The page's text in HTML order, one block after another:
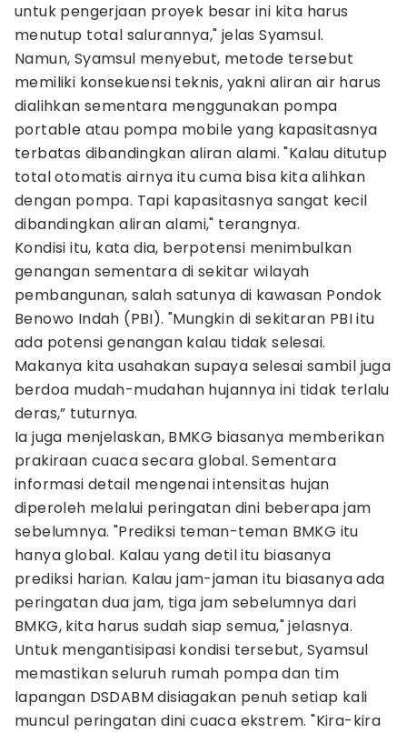
untuk pengerjaan proyek besar ini kita harus
menutup total salurannya," jelas Syamsul.
Namun, Syamsul menyebut, metode tersebut
memiliki konsekuensi teknis, yakni aliran air harus
dialihkan sementara menggunakan pompa
portable atau pompa mobile yang kapasitasnya
terbatas dibandingkan aliran alami. "Kalau ditutup
total otomatis airnya itu cuma bisa kita alihkan
dengan pompa. Tapi kapasitasnya sangat kecil
dibandingkan aliran alami," terangnya.
Kondisi itu, kata dia, berpotensi menimbulkan
genangan sementara di sekitar wilayah
pembangunan, salah satunya di kawasan Pondok
Benowo Indah (PBI). "Mungkin di sekitaran PBI itu
ada potensi genangan kalau tidak selesai.
Makanya kita usahakan supaya selesai sambil juga
berdoa mudah-mudahan hujannya ini tidak terlalu
deras,” tuturnya.
Ia juga menjelaskan, BMKG biasanya memberikan
prakiraan cuaca secara global. Sementara
informasi detail mengenai intensitas hujan
diperoleh melalui peringatan dini beberapa jam
sebelumnya. "Prediksi teman-teman BMKG itu
hanya global. Kalau yang detil itu biasanya
prediksi harian. Kalau jam-jaman itu biasanya ada
peringatan dua jam, tiga jam sebelumnya dari
BMKG, kita harus sudah siap semua," jelasnya.
Untuk mengantisipasi kondisi tersebut, Syamsul
memastikan seluruh rumah pompa dan tim
lapangan DSDABM disiagakan penuh setiap kali
muncul peringatan dini cuaca ekstrem. "Kira-kira